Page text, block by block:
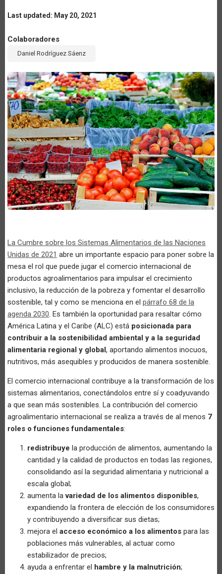
Last updated: May 20, 2021
Colaboradores
Daniel Rodríguez Sáenz
La Cumbre sobre los Sistemas Alimentarios de las Naciones
Unidas de 2021 abre un importante espacio para poner sobre la
mesa el rol que puede jugar el comercio internacional de
productos agroalimentarios para impulsar el crecimiento
inclusivo, la reducción de la pobreza y fomentar el desarrollo
sostenible, tal y como se menciona en el párrafo 68 de la
agenda 2030. Es también la oportunidad para resaltar cómo
América Latina y el Caribe (ALC) está posicionada para
contribuir a la sostenibilidad ambiental y a la seguridad
alimentaria regional y global, aportando alimentos inocuos,
nutritivos, más asequibles y producidos de manera sostenible.
El comercio internacional contribuye a la transformación de los
sistemas alimentarios, conectándolos entre sí y coadyuvando
a que sean más sostenibles. La contribución del comercio
agroalimentario internacional se realiza a través de al menos 7
roles o funciones fundamentales:
redistribuye la producción de alimentos, aumentando la
cantidad y la calidad de productos en todas las regiones,
consolidando así la seguridad alimentaria y nutricional a
escala global;
aumenta lavariedad de los alimentos disponibles,
expandiendo la frontera de elección de los consumidores
y contribuyendo a diversificar sus dietas;
mejora el acceso económico a los alimentos para las
poblaciones más vulnerables, al actuar como
estabilizador de precios;
ayuda a enfrentar el hambre y la malnutrición;